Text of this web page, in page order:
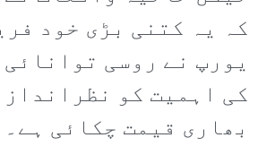
کہ یہ کتنی بڑی خود
یورپ نے روسی
کی اہمیت کو
بھاری قیمت چکائی ہے۔